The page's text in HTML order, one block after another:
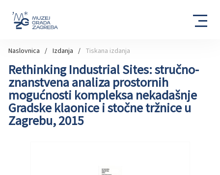
Naslovnica Izdanja Tiskana izdanja
Rethinking Industrial Sites: stručno-
znanstvena analiza prostornih
mogućnosti kompleksa nekadašnje
Gradske klaonice i stočne tržnice u
Zagrebu, 2015